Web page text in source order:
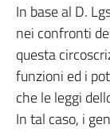
In base al D.
nei confronti
questa
funzioni ed i
che le leggi
In tal caso, i